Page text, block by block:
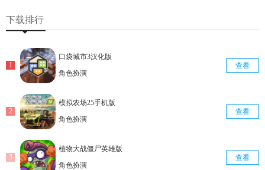
下载排行
口袋城市3汉化版
角色扮演
查看
模拟农场25手机版
角色扮演
查看
植物大战僵尸英雄版
角色扮演
查看